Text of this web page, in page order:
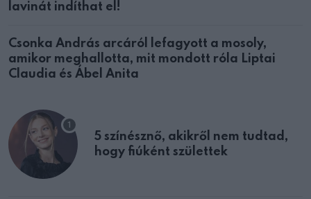
lavinát indíthat el!
Csonka András arcáról lefagyott a mosoly,
amikor meghallotta, mit mondott róla Liptai
Claudia és Ábel Anita
5 színésznő, akikről nem tudtad,
hogy fiúként születtek